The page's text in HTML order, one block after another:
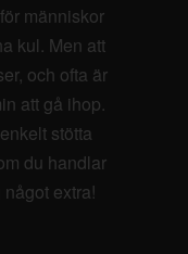
människor
kul. Men att
och ofta är
att gå ihop.
stötta
du handlar
extra!